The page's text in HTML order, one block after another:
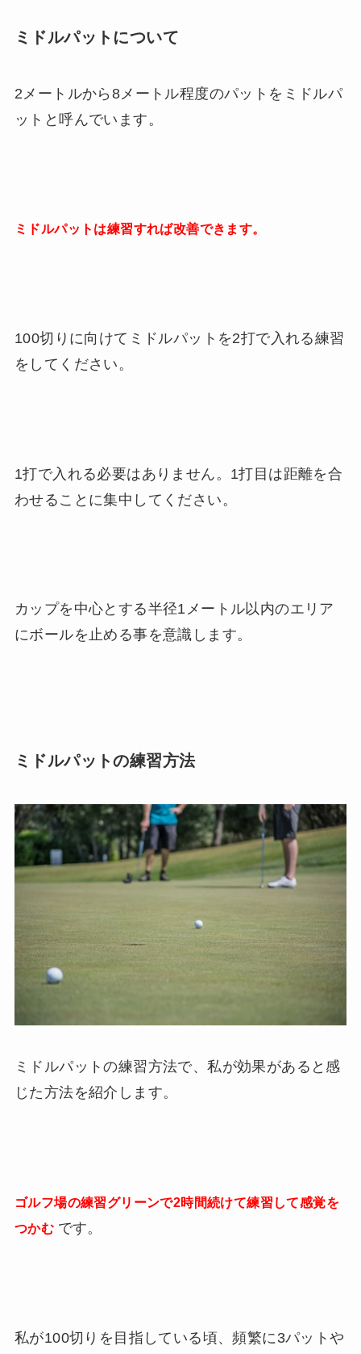
ミドルパットについて
2メートルから8メートル程度のパットをミドルパ
ットと呼んでいます。
ミドルパットは練習すれば改善できます。
100切りに向けてミドルパットを2打で入れる練習
をしてください。
1打で入れる必要はありません。1打目は距離を合
わせることに集中してください。
カップを中心とする半径1メートル以内のエリア
にボールを止める事を意識します。
ミドルパットの練習方法
ミドルパットの練習方法で、私が効果があると感
じた方法を紹介します。
ゴルフ場の練習グリーンで2時間続けて練習して感覚を
つかむ です。
私が100切りを目指している頃、頻繁に3パットや